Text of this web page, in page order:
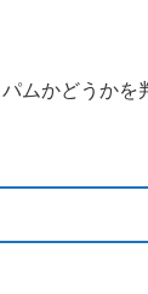
ムかどうかを